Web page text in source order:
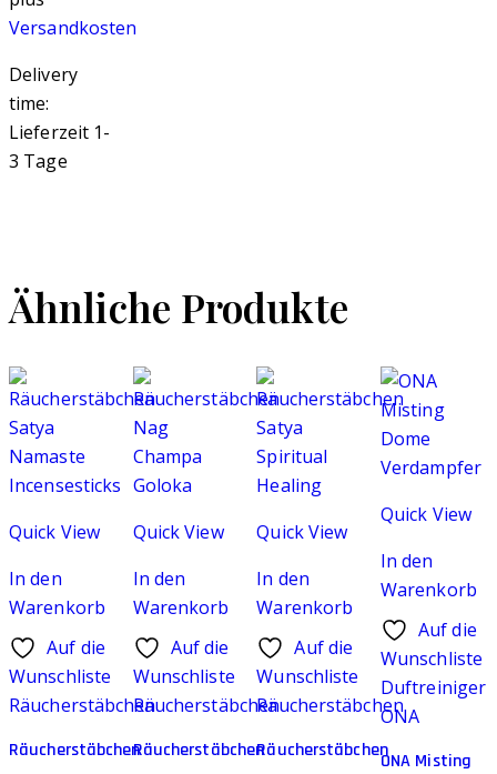
Versandkosten
Delivery
time:
Lieferzeit 1-
3 Tage
Ähnliche Produkte
Quick View
In den
Warenkorb
Auf die
Wunschliste
Räucherstäbchen
Räucherstäbchen
Quick View
In den
Warenkorb
Auf die
Wunschliste
Räucherstäbchen
Räucherstäbchen
Quick View
In den
Warenkorb
Auf die
Wunschliste
Räucherstäbchen
Räucherstäbchen
Quick View
In den
Warenkorb
Auf die
Wunschliste
Duftreiniger
ONA
ONA Misting